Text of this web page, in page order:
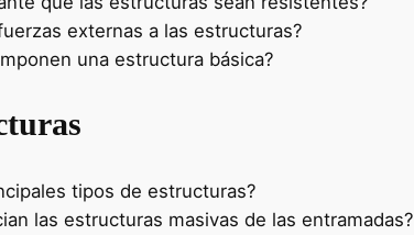
externas a las estructuras?
una estructura básica?
tipos de estructuras?
las estructuras masivas de las entramadas?